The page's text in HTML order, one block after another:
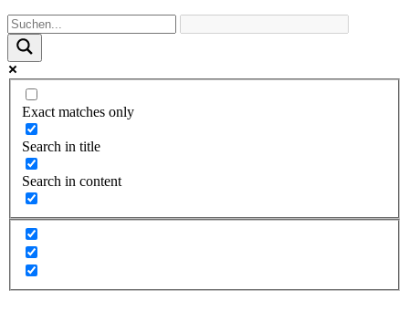
Exact matches only
Search in title
Search in content